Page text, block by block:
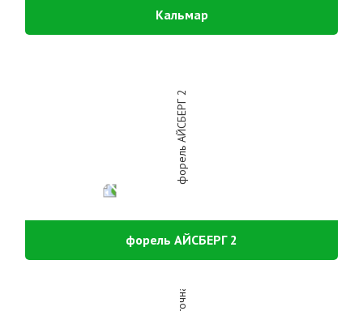
Кальмар
форель АЙСБЕРГ 2